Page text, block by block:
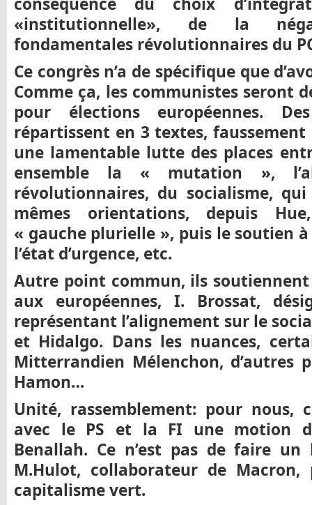
«institutionnelle», de la
fondamentales révolutionnaires du
Ce congrès n’a de spécifique que
Comme ça, les communistes seront
pour élections européennes.
répartissent en 3 textes,
une lamentable lutte des places
ensemble la « mutation »,
révolutionnaires, du socialisme,
mêmes orientations, depuis
« gauche plurielle », puis le soutien
l’état d’urgence, etc.
Autre point commun, ils
aux européennes, I. Brossat,
représentant l’alignement sur le
et Hidalgo. Dans les nuances,
Mitterrandien Mélenchon, d’autres
Hamon…
Unité, rassemblement: pour nous,
avec le PS et la FI une motion
Benallah. Ce n’est pas de faire un
M.Hulot, collaborateur de
capitalisme vert.